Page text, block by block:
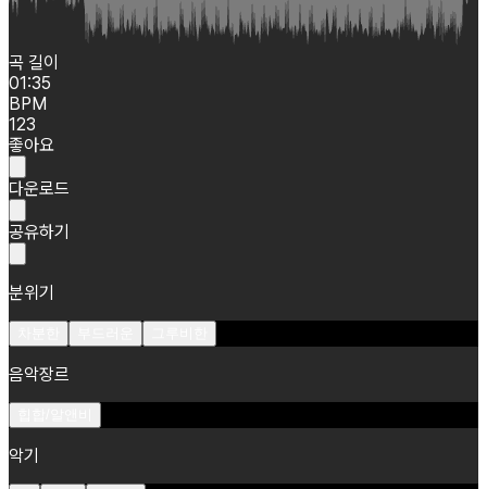
곡 길이
01:35
BPM
123
좋아요
다운로드
공유하기
분위기
음악장르
악기